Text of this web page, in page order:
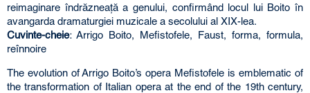
reimaginare îndrăzneaţă a genului, confirmând locul lui Boito în
avangarda dramaturgiei muzicale a secolului al XIX-lea.
Cuvinte-cheie: Arrigo Boito, Mefistofele, Faust, forma, formula,
reînnoire
The evolution of Arrigo Boito’s opera Mefistofele is emblematic of
the transformation of Italian opera at the end of the 19th century,